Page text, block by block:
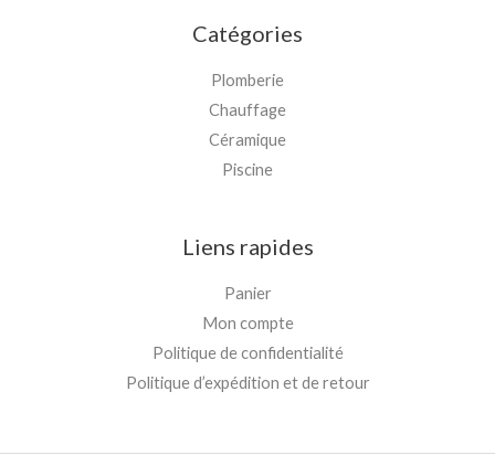
Catégories
Plomberie
Chauffage
Céramique
Piscine
Liens rapides
Panier
Mon compte
Politique de confidentialité
Politique d’expédition et de retour